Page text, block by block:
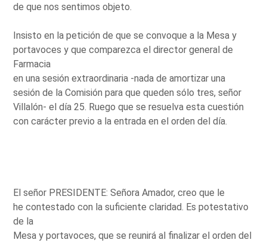
de que nos sentimos objeto.
Insisto en la petición de que se convoque a la Mesa y
portavoces y que comparezca el director general de
Farmacia
en una sesión extraordinaria -nada de amortizar una
sesión de la Comisión para que queden sólo tres, señor
Villalón- el día 25. Ruego que se resuelva esta cuestión
con carácter previo a la entrada en el orden del día.
El señor PRESIDENTE: Señora Amador, creo que le
he contestado con la suficiente claridad. Es potestativo
de la
Mesa y portavoces, que se reunirá al finalizar el orden del